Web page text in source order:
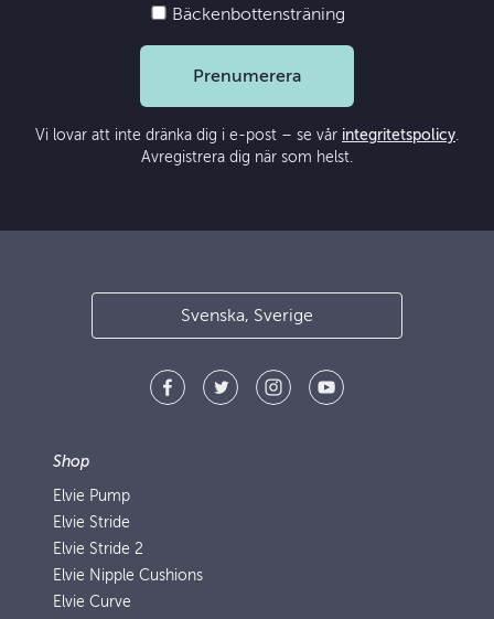
Bäckenbottensträning
Prenumerera
Vi lovar att inte dränka dig i e-post – se vår integritetspolicy.
Avregistrera dig när som helst.
Svenska, Sverige
Shop
Elvie Pump
Elvie Stride
Elvie Stride 2
Elvie Nipple Cushions
Elvie Curve